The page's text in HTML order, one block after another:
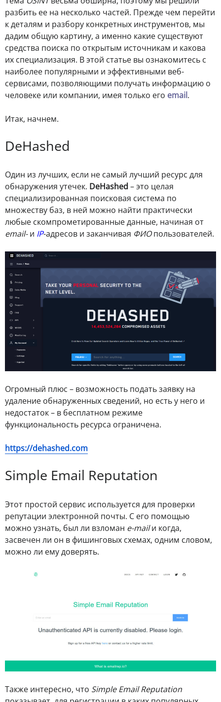
разбить ее на несколько частей. Прежде чем перейти
к деталям и разбору конкретных инструментов, мы
дадим общую картину, а именно какие существуют
средства поиска по открытым источникам и какова
их специализация. В этой статье вы ознакомитесь с
наиболее популярными и эффективными веб-
сервисами, позволяющими получать информацию о
человеке или компании, имея только его email.
Итак, начнем.
DeHashed
Один из лучших, если не самый лучший ресурс для
обнаружения утечек. DeHashed – это целая
специализированная поисковая система по
множеству баз, в ней можно найти практически
любые скомпрометированные данные, начиная от
email-и IP-адресов и заканчивая ФИОпользователей.
Огромный плюс – возможность подать заявку на
удаление обнаруженных сведений, но есть у него и
недостаток – в бесплатном режиме
функциональность ресурса ограничена.
https://dehashed.com
Simple Email Reputation
Этот простой сервис используется для проверки
репутации электронной почты. С его помощью
можно узнать, был ли взломан e-mailи когда,
засвечен ли он в фишинговых схемах, одним словом,
можно ли ему доверять.
Также интересно, что Simple Email Reputation